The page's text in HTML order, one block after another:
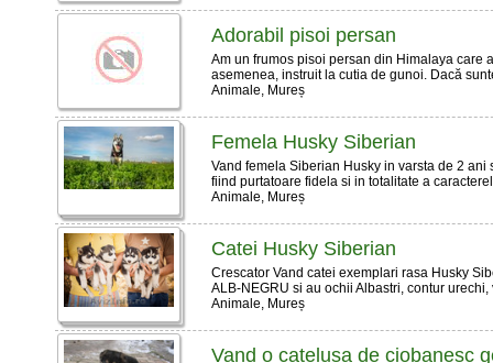
Adorabil pisoi persan
Am un frumos pisoi persan din Himalaya care
asemenea, instruit la cutia de gunoi. Dacă
Animale, Mureș
Femela Husky Siberian
Vand femela Siberian Husky in varsta de 2
fiind purtatoare fidela si in totalitate a
Animale, Mureș
Catei Husky Siberian
Crescator Vand catei exemplari rasa Husky
ALB-NEGRU si au ochii Albastri, contur
Animale, Mureș
Vand o catelusa de ciobanesc